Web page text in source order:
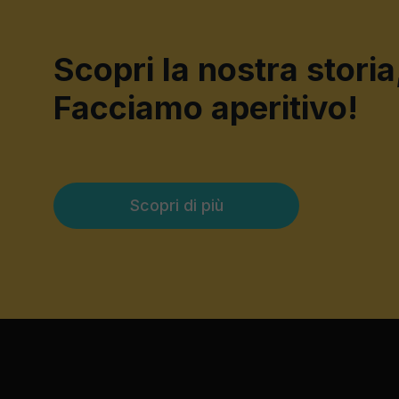
Scopri la nostra
Facciamo aperitivo!
Scopri di più